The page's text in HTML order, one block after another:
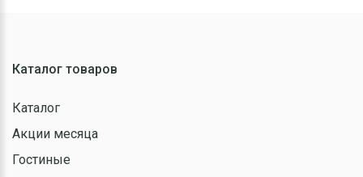
Каталог товаров
Каталог
Акции месяца
Гостиные